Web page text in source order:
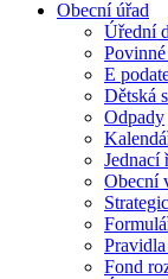
Obecní úřad
Úřední
E
Dětská
Odpady
Jednací
Obecní
Fond